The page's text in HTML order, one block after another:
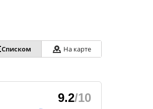
Списком На карте
9.2/10